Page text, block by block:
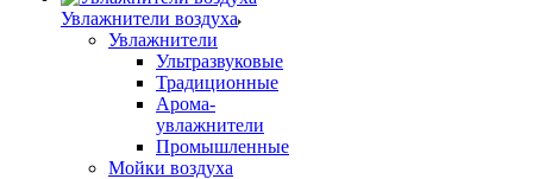
Увлажнители воздуха
Увлажнители
Ультразвуковые
Традиционные
Арома-
увлажнители
Промышленные
Мойки воздуха